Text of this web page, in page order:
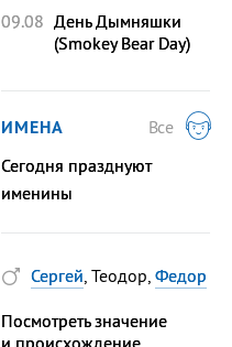
09.08 День Дымняшки
(Smokey Bear Day)
ИМЕНА
Все
Сегодня празднуют
именины
Сергей, Теодор, Федор
Посмотреть значение
и происхождение